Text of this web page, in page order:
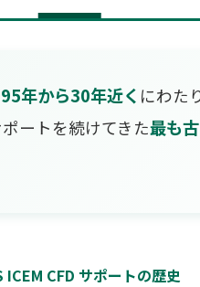
年から30年近く にわたり
ポートを続けてきた最も
ICEM CFD サポートの歴史